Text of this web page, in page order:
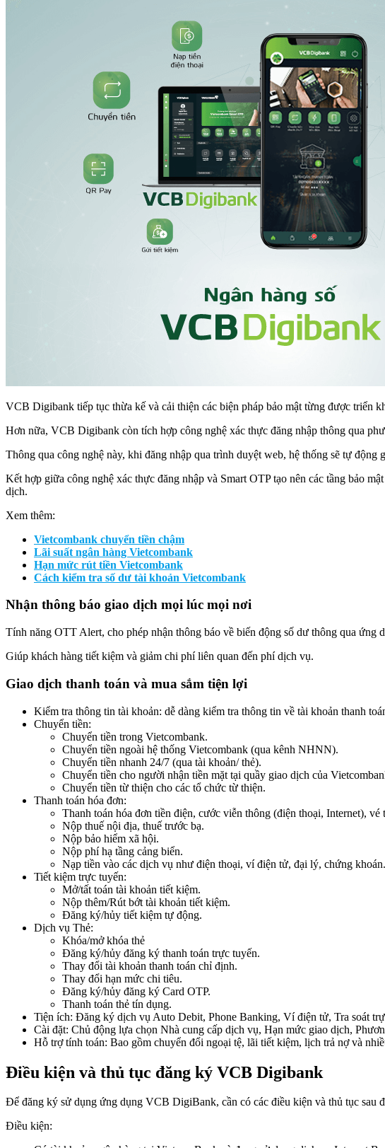
VCB Digibank tiếp tục thừa kế và cải thiện các biện pháp bảo mật từng được triển
Hơn nữa, VCB Digibank còn tích hợp công nghệ xác thực đăng nhập thông qua
Thông qua công nghệ này, khi đăng nhập qua trình duyệt web, hệ thống sẽ tự
Kết hợp giữa công nghệ xác thực đăng nhập và Smart OTP tạo nên các tầng bảo
dịch.
Xem thêm:
Vietcombank chuyển tiền chậm
Lãi suất ngân hàng Vietcombank
Hạn mức rút tiền Vietcombank
Cách kiểm tra số dư tài khoản Vietcombank
Nhận thông báo giao dịch mọi lúc mọi nơi
Tính năng OTT Alert, cho phép nhận thông báo về biến động số dư thông qua
Giúp khách hàng tiết kiệm và giảm chi phí liên quan đến phí dịch vụ.
Giao dịch thanh toán và mua sắm tiện lợi
Kiểm tra thông tin tài khoản: dễ dàng kiểm tra thông tin về tài khoản thanh
Chuyển tiền:
Chuyển tiền trong Vietcombank.
Chuyển tiền ngoài hệ thống Vietcombank (qua kênh NHNN).
Chuyển tiền nhanh 24/7 (qua tài khoản/ thẻ).
Chuyển tiền cho người nhận tiền mặt tại quầy giao dịch của
Chuyển tiền từ thiện cho các tổ chức từ thiện.
Thanh toán hóa đơn:
Thanh toán hóa đơn tiền điện, cước viễn thông (điện thoại, Internet),
Nộp thuế nội địa, thuế trước bạ.
Nộp bảo hiểm xã hội.
Nộp phí hạ tầng cảng biển.
Nạp tiền vào các dịch vụ như điện thoại, ví điện tử, đại lý, chứng khoán.
Tiết kiệm trực tuyến:
Mở/tất toán tài khoản tiết kiệm.
Nộp thêm/Rút bớt tài khoản tiết kiệm.
Đăng ký/hủy tiết kiệm tự động.
Dịch vụ Thẻ:
Khóa/mở khóa thẻ
Đăng ký/hủy đăng ký thanh toán trực tuyến.
Thay đổi tài khoản thanh toán chỉ định.
Thay đổi hạn mức chi tiêu.
Đăng ký/hủy đăng ký Card OTP.
Thanh toán thẻ tín dụng.
Tiện ích: Đăng ký dịch vụ Auto Debit, Phone Banking, Ví điện tử, Tra soát
Cài đặt: Chủ động lựa chọn Nhà cung cấp dịch vụ, Hạn mức giao dịch,
Hỗ trợ tính toán: Bao gồm chuyển đổi ngoại tệ, lãi tiết kiệm, lịch trả nợ và
Điều kiện và thủ tục đăng ký VCB Digibank
Để đăng ký sử dụng ứng dụng VCB DigiBank, cần có các điều kiện và thủ tục sau
Điều kiện: